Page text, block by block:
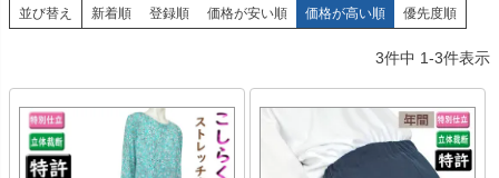
並び替え 新着順 登録順 価格が安い順 価格が高い順 優先度順
3件中 1-3件表示